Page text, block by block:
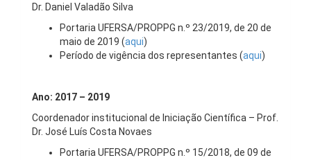
Dr. Daniel Valadão Silva
Portaria UFERSA/PROPPG n.º 23/2019, de 20 de
maio de 2019 (aqui)
Período de vigência dos representantes (aqui)
Ano: 2017 – 2019
Coordenador institucional de Iniciação Científica – Prof.
Dr. José Luís Costa Novaes
Portaria UFERSA/PROPPG n.º 15/2018, de 09 de